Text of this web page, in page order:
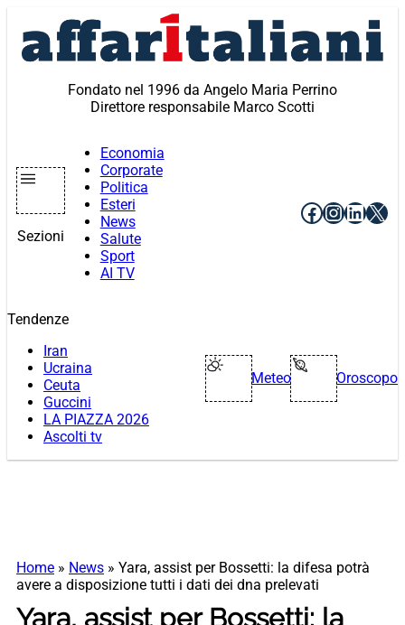
contenuto
Fondato nel 1996 da Angelo Maria Perrino
Direttore responsabile Marco Scotti
Sezioni
Economia
Corporate
Politica
Esteri
News
Salute
Sport
AI TV
Facebook
X
Tendenze
Iran
Ucraina
Ceuta
Guccini
LA PIAZZA 2026
Ascolti tv
Meteo Oroscopo
Home » News » Yara, assist per Bossetti: la difesa potrà
avere a disposizione tutti i dati dei dna prelevati
Yara, assist per Bossetti: la